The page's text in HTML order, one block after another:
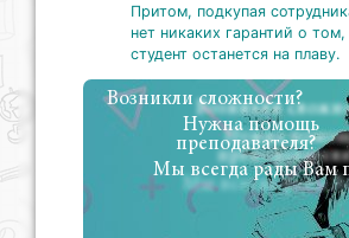
Притом, подкупая
нет никаких гарантий о том,
студент останется на плаву.
Возникли сложности?
Нужна помощь
преподавателя?
Мы всегда рады Вам